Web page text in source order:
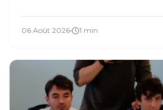
06 Août 2026 1 min